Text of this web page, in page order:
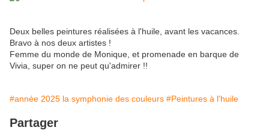
Deux belles peintures réalisées à l'huile, avant les vacances.
Bravo à nos deux artistes !
Femme du monde de Monique, et promenade en barque de
Vivia, super on ne peut qu'admirer !!
#année 2025 la symphonie des couleurs #Peintures à l'huile
Partager